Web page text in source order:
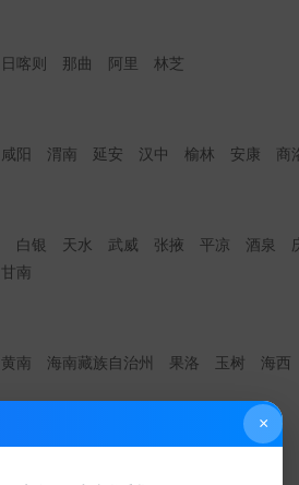
日喀则 那曲 阿里 林芝
咸阳 渭南 延安 汉中 榆林 安康 商
白银 天水 武威 张掖 平凉 酒泉
甘南
黄南 海南藏族自治州 果洛 玉树 海西
×